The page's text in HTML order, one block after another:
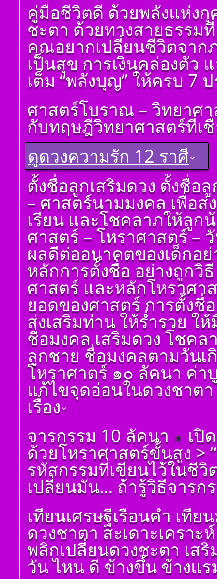
พูล(สีดิน) บทที่ ๒ พื้น
ฐาน
โ ห ร า ส า ด (ฉบับ
เรียนรู้โดยไม่ต้องถาม)
โดย สอ้าน นาคเพชร
พูล (สีดิน) บทที่ ๓
ดวงดาวและเลขหมาย
แทนดาว
โ ห ร า ส า ด (ฉบับ
เรียนรู้โดยไม่ต้องถาม)
โดย สอ้าน นาคเพชร
พูล (สีดิน) บทที่ ๔ ที่มา
ของดวง ๑๒ ราศีจักร
โ ห ร า ส า ด (ฉบับ
เรียนรู้โดยไม่ต้องถาม)
โดย สอ้าน นาคเพชร
พูล(สีดิน) บทที่ ๕
การนำเอาดวง ๘ ราศี
จักรมาเพื่อพยากรณ์
โ ห ร า ส า ด (ฉบับ
เรียนรู้โดยไม่ต้องถาม)
โดย สอ้าน นาคเพชร
พูล(สีดิน) บทที่ ๖ ดวง
ทักษา
โ ห ร า ส า ด (ฉบับ
เรียนรู้โดยไม่ต้องถาม)
โดย สอ้าน นาคเพชร
พูล(สีดิน) บทที่ ๗ ดวง
ราศีจักร
โ ห ร า ส า ด (ฉบับ
เรียนรู้โดยไม่ต้องถาม)
โดย สอ้าน นาคเพชร
พูล(สีดิน) บทที่ ๘ ดวง
เกษตร
โ ห ร า ส า ด (ฉบับ
เรียนรู้โดยไม่ต้องถาม)
โดย สอ้าน นาคเพชร
พูล(สีดิน) บทที่ ๙ ดวง
ปรเกษตร (หรือดวง
ประ)
โ ห ร า ส า ด (ฉบับ
เรียนรู้โดยไม่ต้องถาม)
โดย สอ้าน นาคเพชร
มหาอุจ
คู่มือชีวิตดี ด้วยพลังแห่งกุ
ชะตา ด้วยทางสายธรรม
คุณอยากเปลี่ยนชีวิตจา
เป็นสุข การเงินคล่องตัว
เต็ม “พลังบุญ” ให้ครบ 7
ศาสตร์โบราณ – วิทยาศ
กับทฤษฎีวิทยาศาสตร์ที่เ
ดูดวงความรัก 12 ราศี
ดูดวงราศีเมษ
ดูดวงราศีพฤษภ
ดูดวง ราศีเมถุน
ดูดวง ราศีกรกฎ
ดูดวง ราศีสิงห์
ดูดวง ราศีกันย์
ดูดวงราศีตุลย์
ดูดวง ราศีพิจิก
ดูดวง ราศีธนู
ดูดวง ราศีมังกร
ราศีมีน
ดูดวง ราศีกุมภ์
ตั้งชื่อลูกเสริมดวง ตั้งชื่อ
– ศาสตร์นามมงคล เพื่อส่
เรียน และโชคลาภให้ลูก
ศาสตร์ – โหราศาสตร์ –
ผลดีต่ออนาคตของเด็กอย่
หลักการตั้งชื่อ อย่างถูกวิ
ศาสตร์ และหลักโหราศา
ยอดของศาสตร์ การตั้งชื่
ส่งเสริมท่าน ให้ร่ำรวย ใ
ชื่อมงคล เสริมดวง โชคล
ลูกชาย ชื่อมงคลตามวัน
โหราศาตร์ ๑๐ ลัคนา ค่า
แก้ไขจุดอ่อนในดวงชาต
เรื่อง
ตั้งชื่อมงคลคนเกิดวัน
จันทร์ ตั้งชื่อดี เป็น
มงคล ชื่อมงคล ตั้งชื่อ
เลขศาสตร์ มหาทักษา
พลังดาวพระเคราะห์
ตั้งดวงถอดดาวด้วย
โหราศาตร์ ๑๐ ลัคนา
ออกมาเป็นจุดอ่อนจุด
แข็งแก้ไขข้อบกพร่อง
ในพื้นดวงชาตา
ตั้งชื่อมงคลคนเกิดวัน
อังคาร ตั้งชื่อดี เป็น
มงคล ชื่อมงคล ตั้งชื่อ
เลขศาสตร์ มหาทักษา
พลังดาวพระเคราะห์
ตั้งดวงถอดดาวด้วย
โหราศาตร์ ๑๐ ลัคนา
จารกรรม 10 ลัคนา เปิ
ด้วยโหราศาสตร์ขั้นสูง >
รหัสกรรมที่เขียนไว้ในชีวิ
เปลี่ยนมัน… ถ้ารู้วิธีจารก
เทียนเศรษฐีเรือนคำ เที
ดวงชาตา สะเดาะเครา
พลิกเปลี่ยนดวงชะตา เส
วัน ไหน ดี ข้างขึ้น ข้างแร